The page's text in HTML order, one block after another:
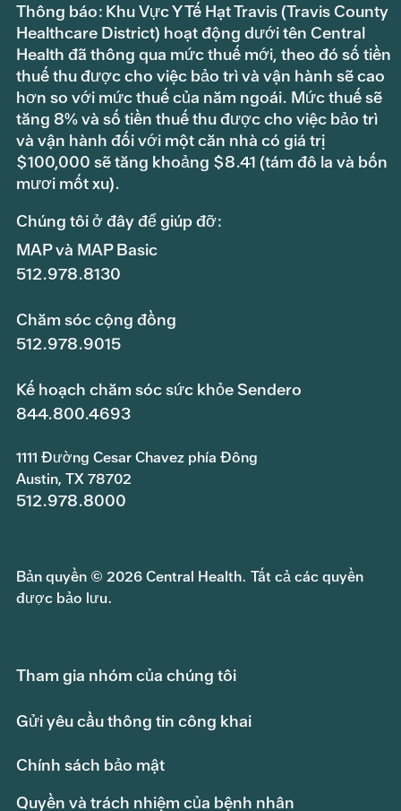
Thông báo: Khu Vực Y Tế Hạt Travis (Travis County
Healthcare District) hoạt động dưới tên Central
Health đã thông qua mức thuế mới, theo đó số tiền
thuế thu được cho việc bảo trì và vận hành sẽ cao
hơn so với mức thuế của năm ngoái. Mức thuế sẽ
tăng 8% và số tiền thuế thu được cho việc bảo trì
và vận hành đối với một căn nhà có giá trị
$100,000 sẽ tăng khoảng $8.41 (tám đô la và bốn
mươi mốt xu).
Chúng tôi ở đây để giúp đỡ:
MAP và MAP Basic
512.978.8130
Chăm sóc cộng đồng
512.978.9015
Kế hoạch chăm sóc sức khỏe Sendero
844.800.4693
1111 Đường Cesar Chavez phía Đông
Austin, TX 78702
512.978.8000
Bản quyền © 2026 Central Health. Tất cả các quyền
được bảo lưu.
Tham gia nhóm của chúng tôi
Gửi yêu cầu thông tin công khai
Chính sách bảo mật
Quyền và trách nhiệm của bệnh nhân